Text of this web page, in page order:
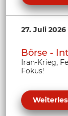
27. Juli 2026
Börse -
Iran-Krieg,
Fokus!